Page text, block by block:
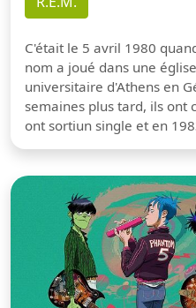
C'était le 5 avril 1980
nom a joué dans une
universitaire d'Athens en
semaines plus tard, ils ont
ont sortiun single et en